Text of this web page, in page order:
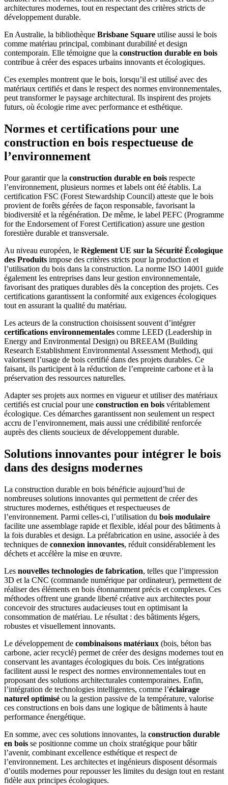
architectures modernes, tout en respectant des critères stricts de
développement durable.
En Australie, la bibliothèque Brisbane Square utilise aussi le bois
comme matériau principal, combinant durabilité et design
contemporain. Elle témoigne que la construction durable en bois
contribue à créer des espaces urbains innovants et écologiques.
Ces exemples montrent que le bois, lorsqu’il est utilisé avec des
matériaux certifiés et dans le respect des normes environnementales,
peut transformer le paysage architectural. Ils inspirent des projets
futurs, où écologie rime avec performance et esthétique.
Normes et certifications pour une
construction en bois respectueuse de
l’environnement
Pour garantir que la construction durable en bois respecte
l’environnement, plusieurs normes et labels ont été établis. La
certification FSC (Forest Stewardship Council) atteste que le bois
provient de forêts gérées de façon responsable, favorisant la
biodiversité et la régénération. De même, le label PEFC (Programme
for the Endorsement of Forest Certification) assure une gestion
forestière durable et transversale.
Au niveau européen, le Règlement UE sur la Sécurité Écologique
des Produits impose des critères stricts pour la production et
l’utilisation du bois dans la construction. La norme ISO 14001 guide
également les entreprises dans leur gestion environnementale,
favorisant des pratiques durables dès la conception des projets. Ces
certifications garantissent la conformité aux exigences écologiques
tout en assurant la qualité du matériau.
Les acteurs de la construction choisissent souvent d’intégrer
certifications environnementales comme LEED (Leadership in
Energy and Environmental Design) ou BREEAM (Building
Research Establishment Environmental Assessment Method), qui
valorisent l’usage de bois certifié dans des projets durables. Ce
faisant, ils participent à la réduction de l’empreinte carbone et à la
préservation des ressources naturelles.
Adapter ses projets aux normes en vigueur et utiliser des matériaux
certifiés est crucial pour une construction en bois véritablement
écologique. Ces démarches garantissent non seulement un respect
accru de l’environnement, mais aussi une crédibilité renforcée
auprès des clients soucieux de développement durable.
Solutions innovantes pour intégrer le bois
dans des designs modernes
La construction durable en bois bénéficie aujourd’hui de
nombreuses solutions innovantes qui permettent de créer des
structures modernes, esthétiques et respectueuses de
l’environnement. Parmi celles-ci, l’utilisation du bois modulaire
facilite une assemblage rapide et flexible, idéal pour des bâtiments à
la fois durables et design. La préfabrication en usine, associée à des
techniques de connexion innovantes, réduit considérablement les
déchets et accélère la mise en œuvre.
Les nouvelles technologies de fabrication, telles que l’impression
3D et la CNC (commande numérique par ordinateur), permettent de
réaliser des éléments en bois étonnamment précis et complexes. Ces
méthodes offrent une grande liberté créative aux architectes pour
concevoir des structures audacieuses tout en optimisant la
consommation de matériau. Le résultat : des bâtiments légers,
robustes et visuellement innovants.
Le développement de combinaisons matériaux (bois, béton bas
carbone, acier recyclé) permet de créer des designs modernes tout en
conservant les avantages écologiques du bois. Ces intégrations
facilitent aussi le respect des normes environnementales tout en
proposant des solutions architecturales contemporaines. Enfin,
l’intégration de technologies intelligentes, comme l’éclairage
naturel optimisé ou la gestion passive de la température, valorise
ces constructions en bois dans une logique de bâtiments à haute
performance énergétique.
En somme, avec ces solutions innovantes, la construction durable
en bois se positionne comme un choix stratégique pour bâtir
l’avenir, combinant excellence esthétique et respect de
l’environnement. Les architectes et ingénieurs disposent désormais
d’outils modernes pour repousser les limites du design tout en restant
fidèle aux principes écologiques.